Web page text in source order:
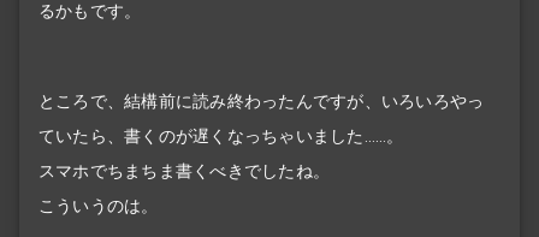
るかもです。
ところで、結構前に読み終わったんですが、いろいろやっ
ていたら、書くのが遅くなっちゃいました……。
スマホでちまちま書くべきでしたね。
こういうのは。